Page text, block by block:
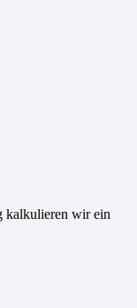
kalkulieren wir ein